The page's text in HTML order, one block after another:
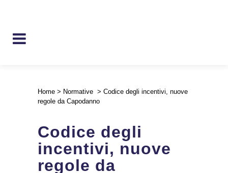
Home > Normative > Codice degli incentivi, nuove
regole da Capodanno
Codice degli
incentivi, nuove
regole da